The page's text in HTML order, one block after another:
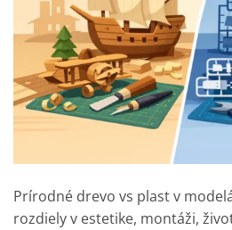
Prírodné drevo vs plast v
rozdiely v estetike, montáži,